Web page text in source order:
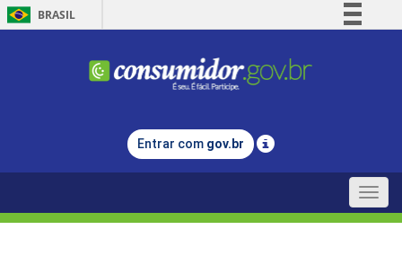
BRASIL
Comunica BR
Legislação
Entrar com gov.br
Toggle